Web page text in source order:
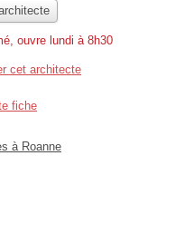
ouvre lundi à 8h30
cet architecte
fiche
à Roanne